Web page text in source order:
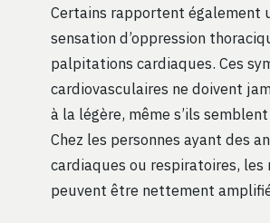
Certains rapportent également
sensation d’oppression
palpitations cardiaques. Ces
cardiovasculaires ne doivent
à la légère, même s’ils
Chez les personnes ayant des
cardiaques ou respiratoires, les
peuvent être nettement